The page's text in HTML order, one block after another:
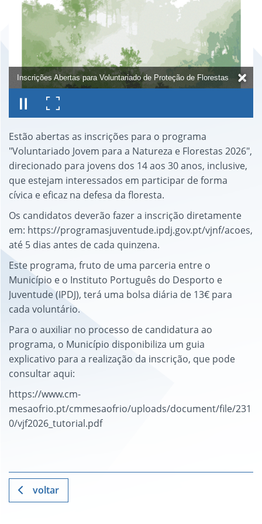
Inscrições Abertas para Voluntariado de Proteção de Florestas
Estão abertas as inscrições para o programa
"Voluntariado Jovem para a Natureza e Florestas 2026",
direcionado para jovens dos 14 aos 30 anos, inclusive,
que estejam interessados em participar de forma
cívica e eficaz na defesa da floresta.
Os candidatos deverão fazer a inscrição diretamente
em: https://programasjuventude.ipdj.gov.pt/vjnf/acoes,
até 5 dias antes de cada quinzena.
Este programa, fruto de uma parceria entre o
Município e o Instituto Português do Desporto e
Juventude (IPDJ), terá uma bolsa diária de 13€ para
cada voluntário.
Para o auxiliar no processo de candidatura ao
programa, o Município disponibiliza um guia
explicativo para a realização da inscrição, que pode
consultar aqui:
https://www.cm-
mesaofrio.pt/cmmesaofrio/uploads/document/file/231
0/vjf2026_tutorial.pdf
voltar